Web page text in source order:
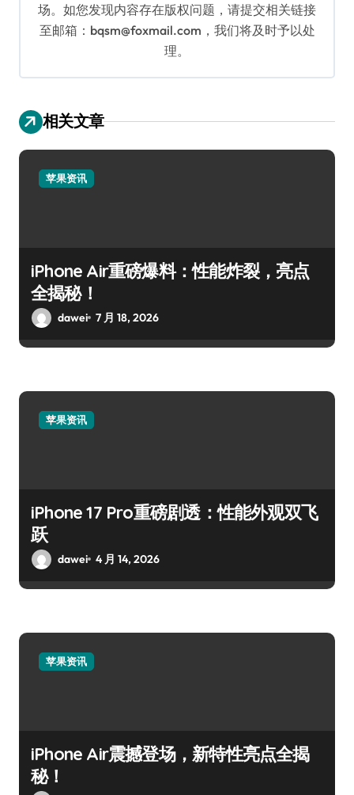
场。如您发现内容存在版权问题，请提交相关链接
至邮箱：bqsm@foxmail.com，我们将及时予以处
理。
相关文章
苹果资讯
iPhone Air重磅爆料：性能炸裂，亮点
全揭秘！
dawei 7 月 18, 2026
苹果资讯
iPhone 17 Pro重磅剧透：性能外观双飞
跃
dawei 4 月 14, 2026
苹果资讯
iPhone Air震撼登场，新特性亮点全揭
秘！